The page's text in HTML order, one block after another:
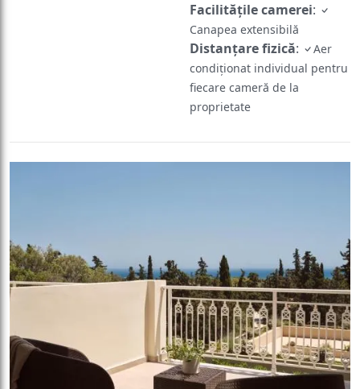
Facilităţile camerei:
Canapea extensibilă
Distanțare fizică:
Aer
condiționat individual pentru
fiecare cameră de la
proprietate